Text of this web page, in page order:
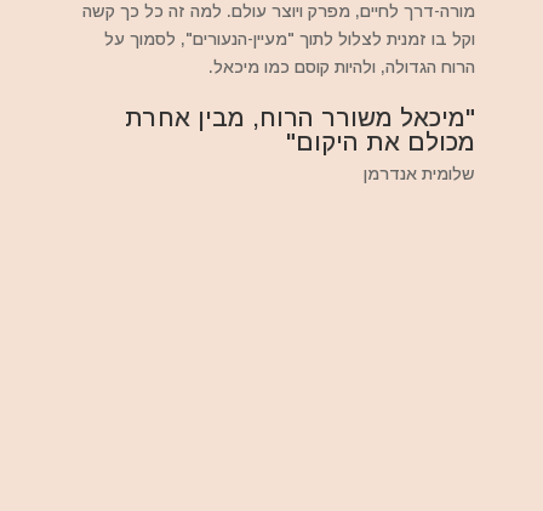
מורה-דרך לחיים, מפרק ויוצר עולם. למה זה כל כך קשה
וקל בו זמנית לצלול לתוך "מעיין-הנעורים", לסמוך על
הרוח הגדולה, ולהיות קוסם כמו מיכאל.
"מיכאל משורר הרוח, מבין אחרת
מכולם את היקום"
שלומית אנדרמן